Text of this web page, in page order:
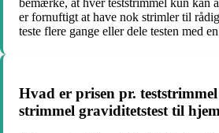
bemærke, at hver teststrimmel kun kan
er fornuftigt at have nok strimler til
teste flere gange eller dele testen med
Hvad er prisen pr.
strimmel graviditetstest til